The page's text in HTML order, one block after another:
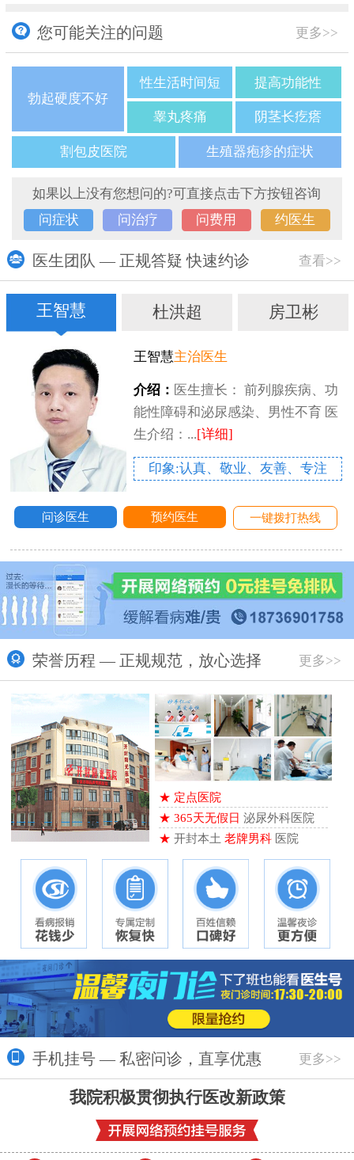
您可能关注的问题 更多>>
勃起硬度不好
性生活时间短 提高功能性
睾丸疼痛 阴茎长疙瘩
割包皮医院 生殖器疱疹的症状
如果以上没有您想问的?可直接点击下方按钮咨询
问症状
问治疗 问费用 约医生
医生团队 — 正规答疑 快速约诊 查看>>
王智慧 杜洪超 房卫彬
王智慧主治医生
介绍： 医生擅长： 前列腺疾病、功
能性障碍和泌尿感染、男性不育 医
生介绍：...[详细]
印象:认真、敬业、友善、专注
问诊医生 预约医生 一键拨打热线
荣誉历程 — 正规规范，放心选择 更多>>
★ 定点医院
★ 365天无假日 泌尿外科医院
★ 开封本土 老牌男科医院
手机挂号 — 私密问诊，直享优惠 更多>>
我院积极贯彻执行医改新政策